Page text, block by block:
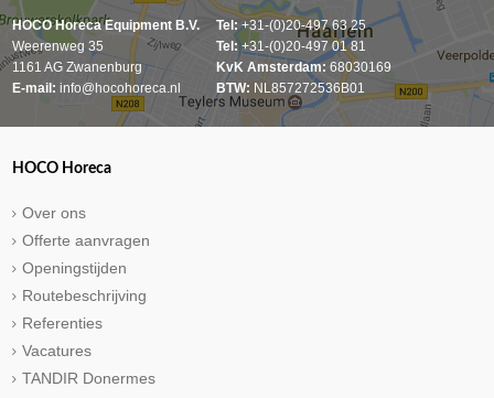
HOCO Horeca Equipment B.V.
Weerenweg 35
1161 AG Zwanenburg
E-mail: info@hocohoreca.nl
Tel:+31-(0)20-497 63 25
Tel:+31-(0)20-497 01 81
KvK Amsterdam: 68030169
BTW: NL857272536B01
HOCO Horeca
Over ons
Offerte aanvragen
Openingstijden
Routebeschrijving
Referenties
Vacatures
TANDIR Donermes